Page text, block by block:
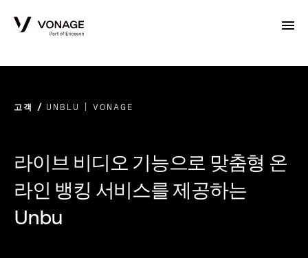
고객 UNBLU | VONAGE
라이브 비디오 기능으로 맞춤형 온
라인 뱅킹 서비스를 제공하는
Unbu